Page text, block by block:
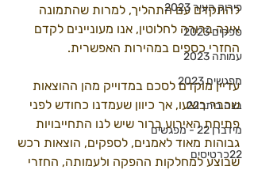
פירוק העיר 2023
ספקים 2023
עמותה 2023
מפגשים 2023
בנה ביתך22
מידברן 22 - מפגשים
22כרטיסים
להתקדם עם התהליך, למרות שהתמונה
אינה ברורה לחלוטין, אנו מעוניינים לקדם
החזרי כספים במהירות האפשרית.
עדיין מוקדם לסכם במדוייק מהן ההוצאות
שכבר בוצעו, אך כיוון שעמדנו כחודש לפני
פתיחת האירוע ברור שיש לנו התחייבויות
גבוהות מאוד לאמנים, לספקים, הוצאות רכש
שבוצע למחלקות ההפקה ולעמותה, החזרי